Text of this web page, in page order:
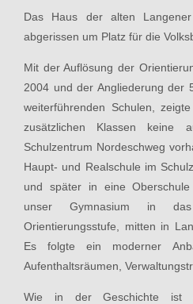
Das Haus der alten
abgerissen um Platz für die
Mit der Auflösung der
2004 und der Angliederung der
weiterführenden Schulen,
zusätzlichen Klassen keine
Schulzentrum Nordeschweg
Haupt- und Realschule im
und später in eine
unser Gymnasium in
Orientierungsstufe, mitten in
Es folgte ein moderner
Aufenthaltsräumen,
Wie in der Geschichte ist